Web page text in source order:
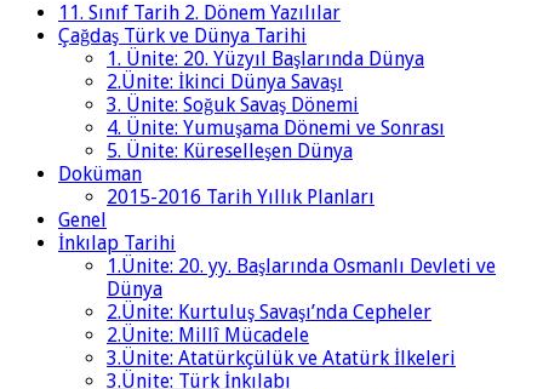
11. Sınıf Tarih 2. Dönem Yazılılar
Çağdaş Türk ve Dünya Tarihi
1. Ünite: 20. Yüzyıl Başlarında Dünya
2.Ünite: İkinci Dünya Savaşı
3. Ünite: Soğuk Savaş Dönemi
4. Ünite: Yumuşama Dönemi ve Sonrası
5. Ünite: Küreselleşen Dünya
Doküman
2015-2016 Tarih Yıllık Planları
Genel
İnkılap Tarihi
1.Ünite: 20. yy. Başlarında Osmanlı Devleti ve
Dünya
2.Ünite: Kurtuluş Savaşı’nda Cepheler
2.Ünite: Millî Mücadele
3.Ünite: Atatürkçülük ve Atatürk İlkeleri
3.Ünite: Türk İnkılabı